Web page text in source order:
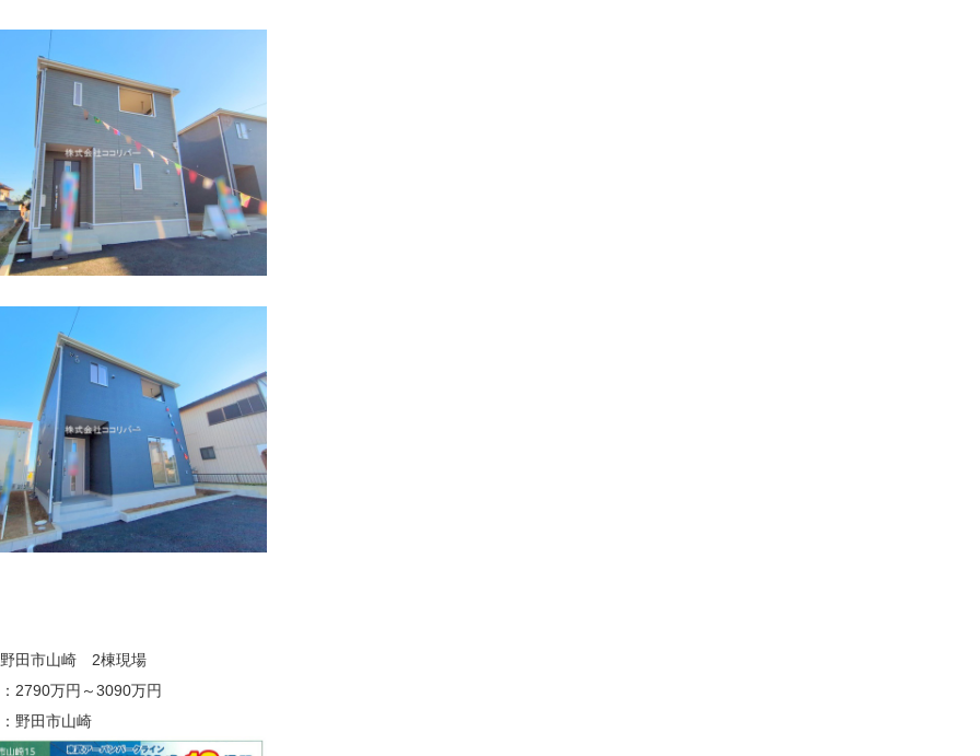
田市山崎 2棟現場
2790万円～3090万円
野田市山崎